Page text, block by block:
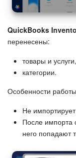
QuickBooks
перенесены:
товары и услуги,
категории.
Особенности
Не
После импорта
него попадают